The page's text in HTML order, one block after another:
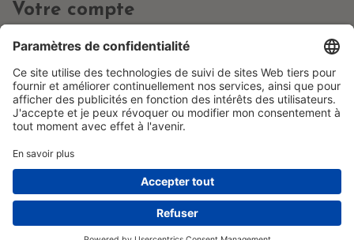
Votre compte
Informations personnelles
Commandes
Avoirs
Adresses